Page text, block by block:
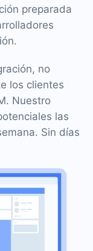
preparada
no
los clientes
Nuestro
las
Sin días